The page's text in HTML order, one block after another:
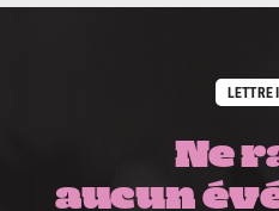
LETTRE
Ne
aucun